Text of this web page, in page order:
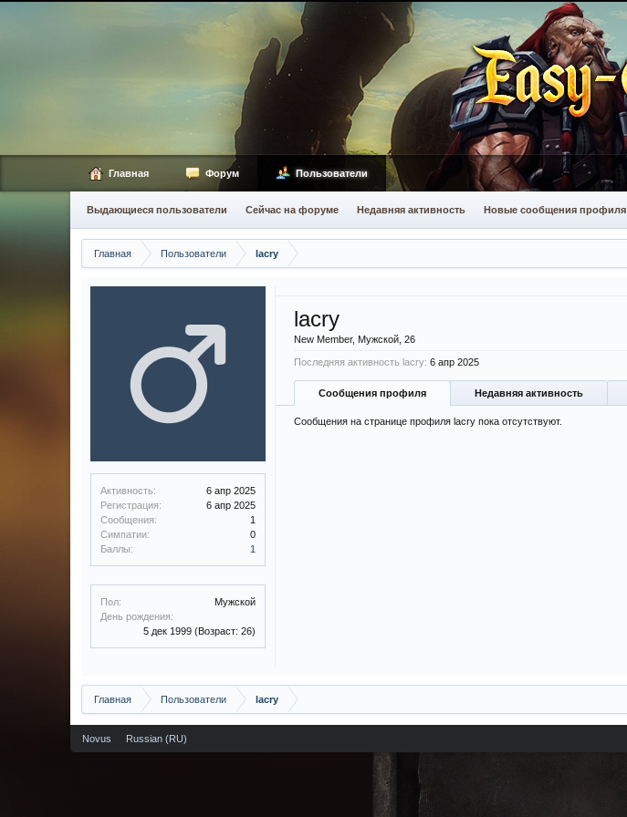
Главная Пользователи lacry
Активность:
6 апр 2025
Регистрация:
6 апр 2025
Сообщения:
1
Симпатии:
0
Баллы:
1
Пол:
Мужской
День рождения:
5 дек 1999 (Возраст: 26)
lacry
New Member, Мужской, 26
Последняя активность lacry: 6 апр 2025
Сообщения профиля Недавняя активность
Сообщения на странице профиля lacry пока отсутствуют.
Главная Пользователи lacry
Главная Форум Пользователи
Выдающиеся пользователи Сейчас на форуме Недавняя активность Новые сообщения профиля
Novus Russian (RU)